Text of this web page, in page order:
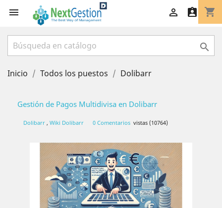
 shopping_cart
 

Inicio Todos los puestos Dolibarr
Gestión de Pagos Multidivisa en Dolibarr
Dolibarr , Wiki Dolibarr 0 Comentarios vistas (10764)